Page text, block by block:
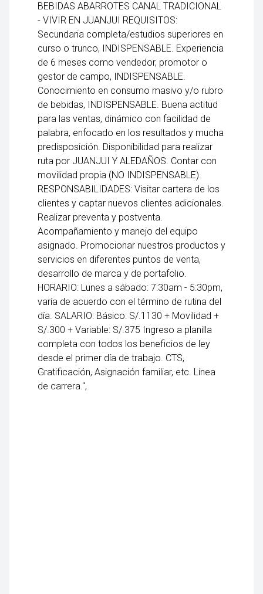
BEBIDAS ABARROTES CANAL TRADICIONAL
- VIVIR EN JUANJUI REQUISITOS:
Secundaria completa/estudios superiores en
curso o trunco, INDISPENSABLE. Experiencia
de 6 meses como vendedor, promotor o
gestor de campo, INDISPENSABLE.
Conocimiento en consumo masivo y/o rubro
de bebidas, INDISPENSABLE. Buena actitud
para las ventas, dinámico con facilidad de
palabra, enfocado en los resultados y mucha
predisposición. Disponibilidad para realizar
ruta por JUANJUI Y ALEDAÑOS. Contar con
movilidad propia (NO INDISPENSABLE).
RESPONSABILIDADES: Visitar cartera de los
clientes y captar nuevos clientes adicionales.
Realizar preventa y postventa.
Acompañamiento y manejo del equipo
asignado. Promocionar nuestros productos y
servicios en diferentes puntos de venta,
desarrollo de marca y de portafolio.
HORARIO: Lunes a sábado: 7:30am - 5:30pm,
varía de acuerdo con el término de rutina del
día. SALARIO: Básico: S/.1130 + Movilidad +
S/.300 + Variable: S/.375 Ingreso a planilla
completa con todos los beneficios de ley
desde el primer día de trabajo. CTS,
Gratificación, Asignación familiar, etc. Línea
de carrera.",